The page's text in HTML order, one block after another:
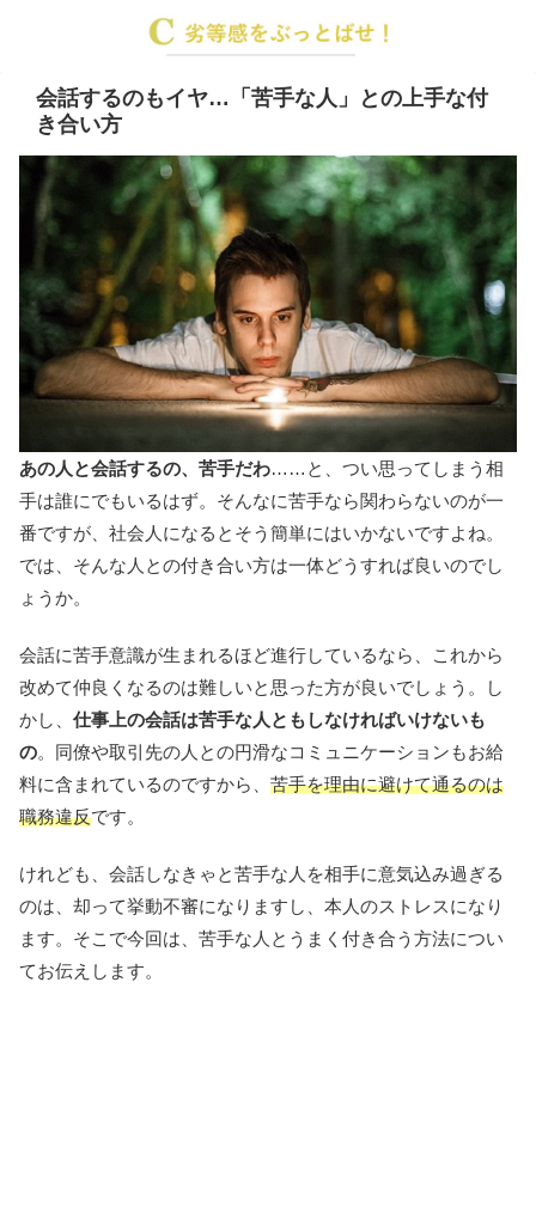
会話するのもイヤ…「苦手な人」との上手な付
き合い方
あの人と会話するの、苦手だわ……と、つい思ってしまう相
手は誰にでもいるはず。そんなに苦手なら関わらないのが一
番ですが、社会人になるとそう簡単にはいかないですよね。
では、そんな人との付き合い方は一体どうすれば良いのでし
ょうか。
会話に苦手意識が生まれるほど進行しているなら、これから
改めて仲良くなるのは難しいと思った方が良いでしょう。し
かし、 仕事上の会話は苦手な人ともしなければいけないも
の。同僚や取引先の人との円滑なコミュニケーションもお給
料に含まれているのですから、 苦手を理由に避けて通るのは
職務違反です。
けれども、会話しなきゃと苦手な人を相手に意気込み過ぎる
のは、却って挙動不審になりますし、本人のストレスになり
ます。そこで今回は、苦手な人とうまく付き合う方法につい
てお伝えします。